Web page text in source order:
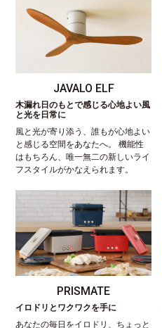
JAVALO ELF
木漏れ日のもとで感じる心地よい風
と光を日常に
風と光が寄り添う、誰もが心地よい
と感じる空間をあなたへ。 機能性
はもちろん、唯一無二の新しいライ
フスタイルがかなえられます。
PRISMATE
イロドリとワクワクを手に
あなたの毎日をイロドリ、ちょっと